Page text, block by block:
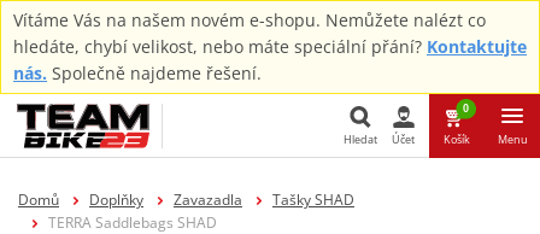
Vítáme Vás na našem novém e-shopu. Nemůžete nalézt co
hledáte, chybí velikost, nebo máte speciální přání? Kontaktujte
nás. Společně najdeme řešení.
Hledat Účet
0
Košík Menu
Domů Doplňky Zavazadla
Tašky SHAD
TERRA Saddlebags SHAD